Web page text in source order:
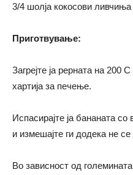
3/4 шолја кокосови
Приготвување:
Загрејте ја рерната на 200
хартија за печење.
Испасирајте ја бананата
и измешајте ги додека не
Во зависност од